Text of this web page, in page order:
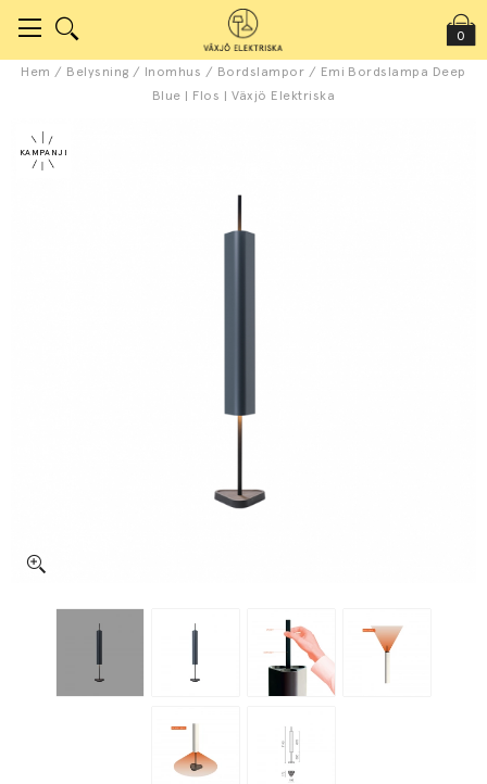
0
Hem / Belysning / Inomhus / Bordslampor / Emi Bordslampa Deep
Blue | Flos | Växjö Elektriska